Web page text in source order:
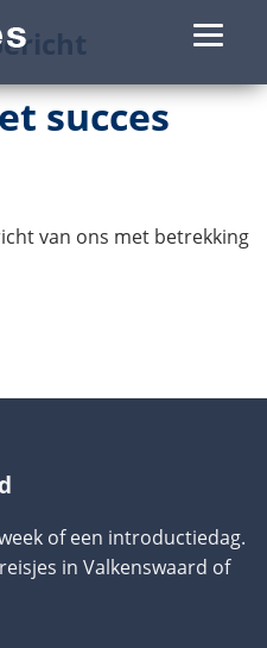
succes
van ons met betrekking
of een introductiedag.
in Valkenswaard of